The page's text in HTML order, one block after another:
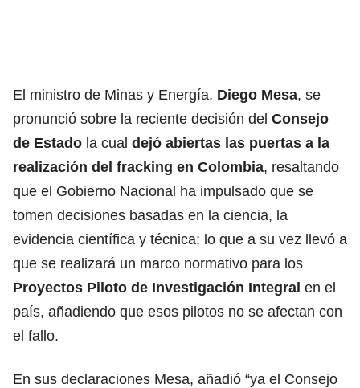
El ministro de Minas y Energía, Diego Mesa, se
pronunció sobre la reciente decisión del Consejo
de Estado la cual dejó abiertas las puertas a la
realización del fracking en Colombia, resaltando
que el Gobierno Nacional ha impulsado que se
tomen decisiones basadas en la ciencia, la
evidencia científica y técnica; lo que a su vez llevó a
que se realizará un marco normativo para los
Proyectos Piloto de Investigación Integral en el
país, añadiendo que esos pilotos no se afectan con
el fallo.
En sus declaraciones Mesa, añadió “ya el Consejo